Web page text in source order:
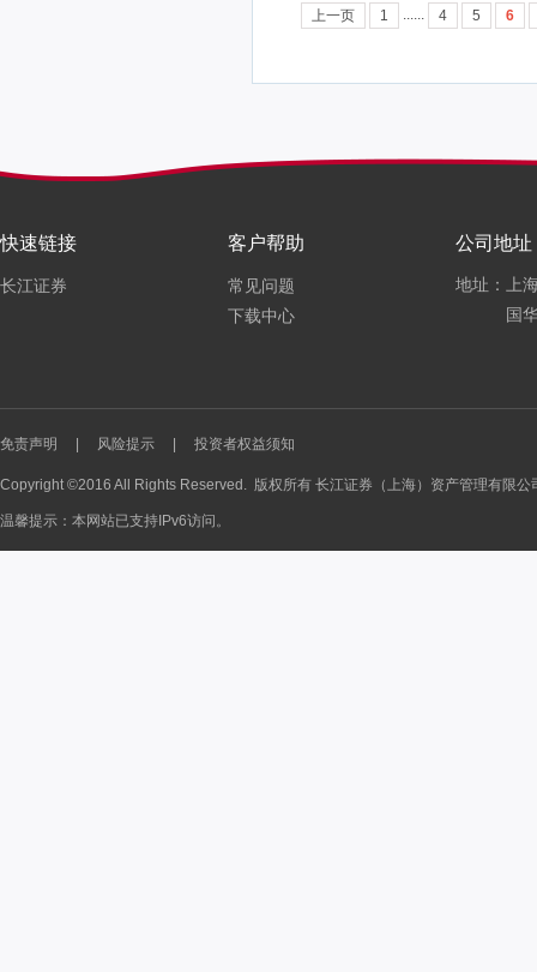
上一页 1 ...... 4 5 6
快速链接
长江证券
客户帮助
常见问题
下载中心
公司地址
地址：上
国
免责声明 风险提示 投资者权益须知
Copyright ©2016 All Rights Reserved. 版权所有 长江证券（上海）资产管理有限
温馨提示：本网站已支持IPv6访问。